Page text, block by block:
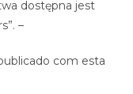
dostępna jest
–
com esta